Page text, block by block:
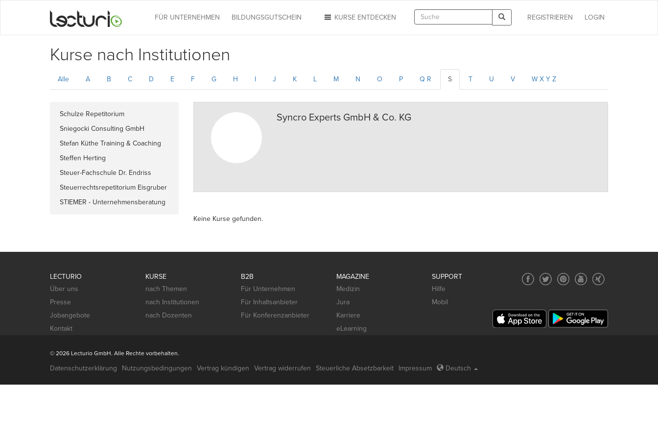
LOGIN
REGISTRIEREN
KURSE ENTDECKEN
FÜR UNTERNEHMEN BILDUNGSGUTSCHEIN
Kurse nach Institutionen
Alle A B C D E F G H I J K L M N O P Q R S T U V W X Y Z
Schulze Repetitorium
Sniegocki Consulting GmbH
Stefan Küthe Training & Coaching
Steffen Herting
Steuer-Fachschule Dr. Endriss
GmbH & Co. KG
Steuerrechtsrepetitorium Eisgruber
STIEMER - Unternehmensberatung
Syncro Experts GmbH & Co. KG
Keine Kurse gefunden.
LECTURIO
Über uns
Presse
Jobangebote
Kontakt
KURSE
nach Themen
nach Institutionen
nach Dozenten
B2B
Für Unternehmen
Für Inhaltsanbieter
Für Konferenzanbieter
MAGAZINE
Medizin
Jura
Karriere
eLearning
SUPPORT
Hilfe
Mobil
© 2026 Lecturio GmbH. Alle Rechte vorbehalten.
Datenschutzerklärung Nutzungsbedingungen Vertrag kündigen Vertrag widerrufen Steuerliche Absetzbarkeit Impressum Deutsch